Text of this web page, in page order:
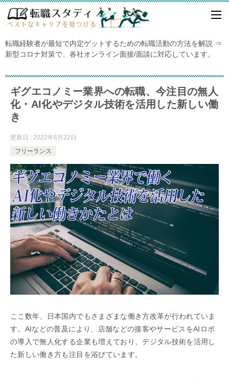
転職経験者が最短で内定ゲットするための転職活動の方法を解説 ⇒
新型コロナ対策で、各社オンライン面接/面談に対応しています。
ギグエコノミー業界への転職、今注目の無人
化・AI化やデジタル技術を活用した新しい働
き
更新日 : 2022年6月22日
フリーランス
ここ数年、日本国内でもさまざまな働き方改革が行われていま
す。AIなどの普及により、店舗などの接客やサービスをAIロボ
の導入で無人化する企業も増えており、デジタル技術を活用し
た新しい働き方も注目を浴びています。